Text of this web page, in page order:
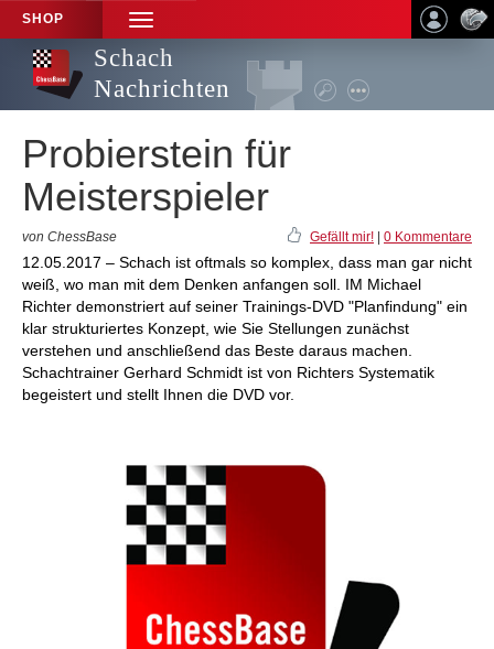
SHOP
TOGGLE
NAVIGATION
Schach
Nachrichten
Probierstein für
Meisterspieler
von ChessBase Gefällt mir! 0 Kommentare
12.05.2017 – Schach ist oftmals so komplex, dass man gar nicht
weiß, wo man mit dem Denken anfangen soll. IM Michael
Richter demonstriert auf seiner Trainings-DVD "Planfindung" ein
klar strukturiertes Konzept, wie Sie Stellungen zunächst
verstehen und anschließend das Beste daraus machen.
Schachtrainer Gerhard Schmidt ist von Richters Systematik
begeistert und stellt Ihnen die DVD vor.